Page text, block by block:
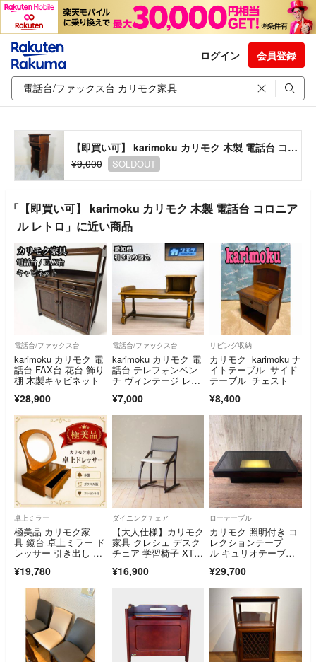
ログイン 会員登録
【即買い可】 karimoku カリモク 木製 電話台 コロニアル レトロ
¥9,000
SOLDOUT
「【即買い可】 karimoku カリモク 木製 電話台 コロニア
ル レトロ」に近い商品
電話台/ファックス台
karimoku カリモク 電
話台 FAX台 花台 飾り
棚 木製キャビネット
¥28,900
電話台/ファックス台
karimoku カリモク 電
話台 テレフォンベン
チ ヴィンテージ レト
¥7,000
リビング収納
カリモク karimoku ナ
イトテーブル サイド
テーブル チェスト
¥8,400
卓上ミラー
極美品 カリモク家
具 鏡台 卓上ミラー ド
レッサー 引き出し ガ
¥19,780
ダイニングチェア
【大人仕様】カリモク
家具 クレシェ デスク
チェア 学習椅子 XT24
¥16,900
ローテーブル
カリモク 照明付き コ
レクションテーブ
ル キュリオテーブ
¥29,700